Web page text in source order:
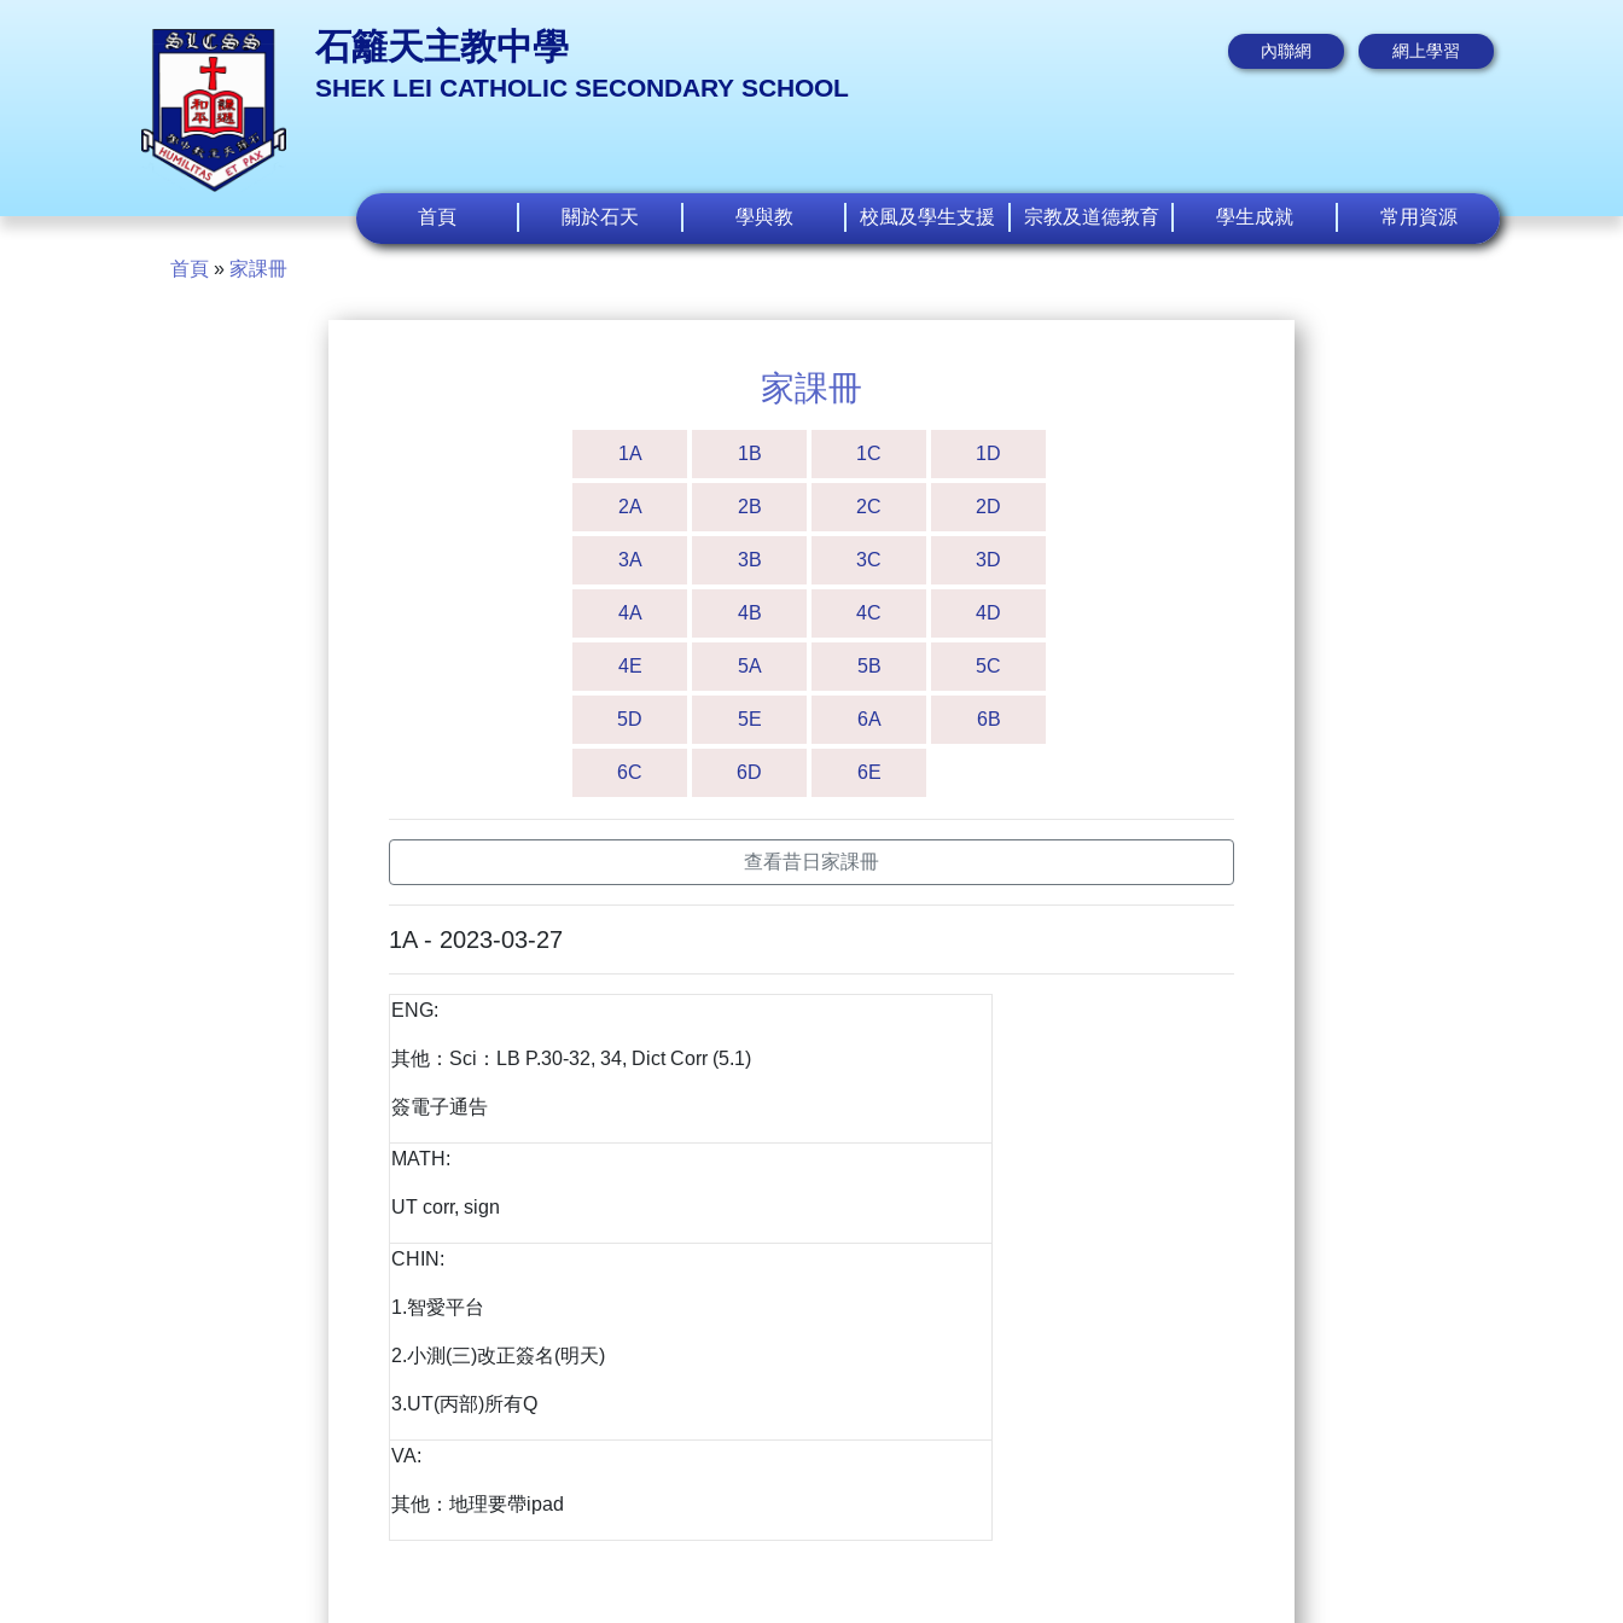
石籬天主教中學
SHEK LEI CATHOLIC SECONDARY SCHOOL
內聯網 網上學習
首頁 關於石天 學與教 校風及學生支援 宗教及道德教育 學生成就 常用資源
首頁 » 家課冊
家課冊
1A 1B 1C 1D
2A 2B 2C 2D
3A 3B 3C 3D
4A 4B 4C 4D
4E 5A 5B 5C
5D 5E 6A 6B
6C 6D 6E
查看昔日家課冊
1A - 2023-03-27
ENG:
其他：Sci：LB P.30-32, 34, Dict Corr (5.1)
簽電子通告
MATH:
UT corr, sign
CHIN:
1.智愛平台
2.小測(三)改正簽名(明天)
3.UT(丙部)所有Q
VA:
其他：地理要帶ipad